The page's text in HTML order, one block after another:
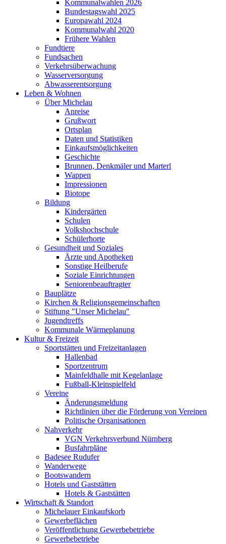
Kommunalwahlen 2026
Bundestagswahl 2025
Europawahl 2024
Kommunalwahl 2020
Frühere Wahlen
Fundtiere
Fundsachen
Verkehrsüberwachung
Wasserversorgung
Abwasserentsorgung
Leben & Wohnen
Über Michelau
Anreise
Grußwort
Ortsplan
Daten und Statistiken
Einkaufsmöglichkeiten
Geschichte
Brunnen, Denkmäler und Marterl
Wappen
Impressionen
Biotope
Bildung
Kindergärten
Schulen
Volkshochschule
Schülerhorte
Gesundheit und Soziales
Ärzte und Apotheken
Sonstige Heilberufe
Soziale Einrichtungen
Seniorenbeauftragter
Bauplätze
Kirchen & Religionsgemeinschaften
Stiftung "Unser Michelau"
Jugendtreffs
Kommunale Wärmeplanung
Kultur & Freizeit
Sportstätten und Freizeitanlagen
Hallenbad
Sportzentrum
Mainfeldhalle mit Kegelanlage
Fußball-Kleinspielfeld
Vereine
Änderungsmeldung
Richtlinien über die Förderung von Vereinen
Politische Organisationen
Nahverkehr
VGN Verkehrsverbund Nürnberg
Busfahrpläne
Badesee Rudufer
Wanderwege
Bootswandern
Hotels und Gaststätten
Hotels & Gaststätten
Wirtschaft & Standort
Michelauer Einkaufskorb
Gewerbeflächen
Veröffentlichung Gewerbebetriebe
Gewerbebetriebe